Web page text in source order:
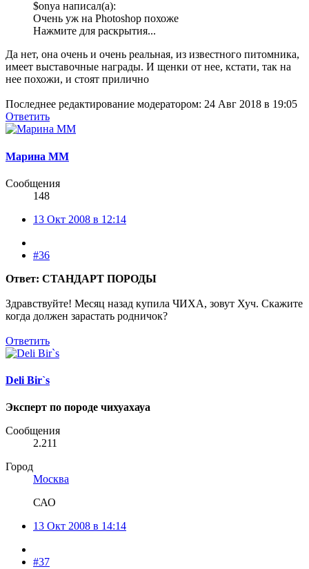
$onya написал(а):
Очень уж на Photoshop похоже
Нажмите для раскрытия...
Да нет, она очень и очень реальная, из известного питомника,
имеет выставочные награды. И щенки от нее, кстати, так на
нее похожи, и стоят прилично
Последнее редактирование модератором: 24 Авг 2018 в 19:05
Ответить
Марина ММ
Сообщения
148
13 Окт 2008 в 12:14
#36
Ответ: СТАНДАРТ ПОРОДЫ
Здравствуйте! Месяц назад купила ЧИХА, зовут Хуч. Скажите
когда должен зарастать родничок?
Ответить
Deli Bir`s
Эксперт по породе чихуахауа
Сообщения
2.211
Город
Москва
САО
13 Окт 2008 в 14:14
#37